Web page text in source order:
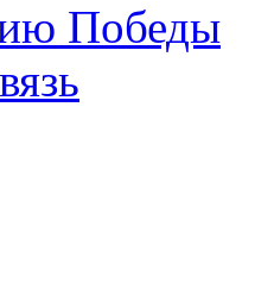
Победы